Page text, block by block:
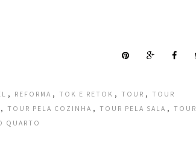
, REFORMA , TOK E RETOK , TOUR ,
TOUR
, TOUR PELA COZINHA , TOUR PELA SALA ,
TOUR
QUARTO